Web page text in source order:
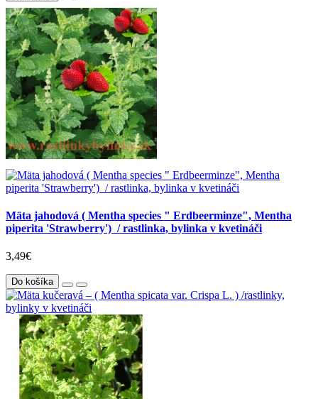
Mäta jahodová ( Mentha species " Erdbeerminze", Mentha
piperita 'Strawberry'​​​​​​​) / rastlinka, bylinka v kvetináči
3,49€
Do košíka